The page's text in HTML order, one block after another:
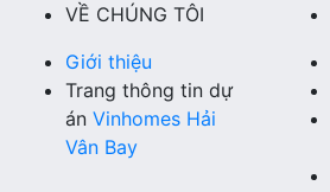
VỀ CHÚNG TÔI
Giới thiệu
Trang thông tin dự
án Vinhomes Hải
Vân Bay